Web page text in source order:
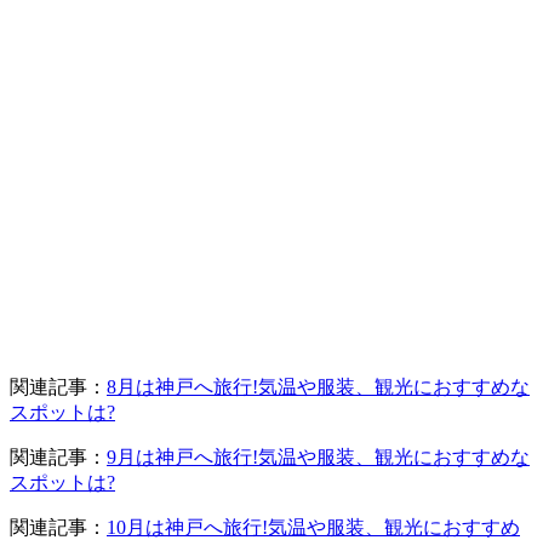
関連記事： 8月は神戸へ旅行!気温や服装、観光におすすめな
スポットは?
関連記事： 9月は神戸へ旅行!気温や服装、観光におすすめな
スポットは?
関連記事： 10月は神戸へ旅行!気温や服装、観光におすすめ